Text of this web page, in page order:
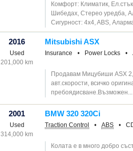
Комфорт: Климатик,
Шибедах, Стерео уредба,
Сигурност: 4x4, ABS,
2016
Used
201,000 km
Mitsubishi ASX
Insurance • Power Locks •
Продавам Мицубиши ASX
авт.скорости, всичко
пребоядисване.Възможен...
2001
Used
314,000 km
BMW 320 320Ci
Traction Control • ABS •
Колата е в много добро